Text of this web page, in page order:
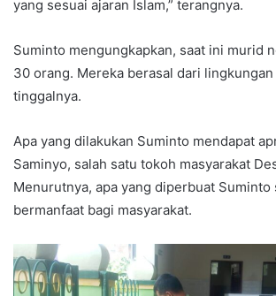
yang sesuai ajaran Islam,” terangnya.
Suminto mengungkapkan, saat ini murid
30 orang. Mereka berasal dari
tinggalnya.
Apa yang dilakukan Suminto mendapat
Saminyo, salah satu tokoh masyarakat
Menurutnya, apa yang diperbuat Suminto
bermanfaat bagi masyarakat.